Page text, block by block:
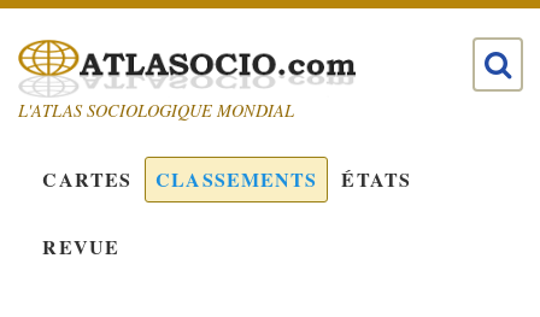
L'ATLAS SOCIOLOGIQUE MONDIAL
CARTES CLASSEMENTS ÉTATS
REVUE